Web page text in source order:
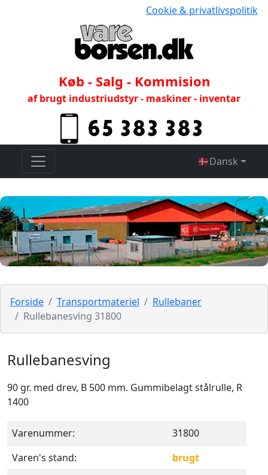
Cookie & privatlivspolitik
Køb - Salg - Kommision
af brugt industriudstyr - maskiner - inventar
🇩🇰Dansk
Forside Transportmateriel
Rullebaner
Rullebanesving 31800
Rullebanesving
90 gr. med drev, B 500 mm. Gummibelagt stålrulle, R
1400
Varenummer:
31800
Varen's stand:
brugt